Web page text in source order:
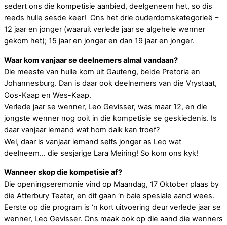
sedert ons die kompetisie aanbied, deelgeneem het, so dis
reeds hulle sesde keer! Ons het drie ouderdomskategorieë –
12 jaar en jonger (waaruit verlede jaar se algehele wenner
gekom het); 15 jaar en jonger en dan 19 jaar en jonger.
Waar kom vanjaar se deelnemers almal vandaan?
Die meeste van hulle kom uit Gauteng, beide Pretoria en
Johannesburg. Dan is daar ook deelnemers van die Vrystaat,
Oos-Kaap en Wes-Kaap.
Verlede jaar se wenner, Leo Gevisser, was maar 12, en die
jongste wenner nog ooit in die kompetisie se geskiedenis. Is
daar vanjaar iemand wat hom dalk kan troef?
Wel, daar is vanjaar iemand selfs jonger as Leo wat
deelneem… die sesjarige Lara Meiring! So kom ons kyk!
Wanneer skop die kompetisie af?
Die openingseremonie vind op Maandag, 17 Oktober plaas by
die Atterbury Teater, en dit gaan ‘n baie spesiale aand wees.
Eerste op die program is ‘n kort uitvoering deur verlede jaar se
wenner, Leo Gevisser. Ons maak ook op die aand die wenners